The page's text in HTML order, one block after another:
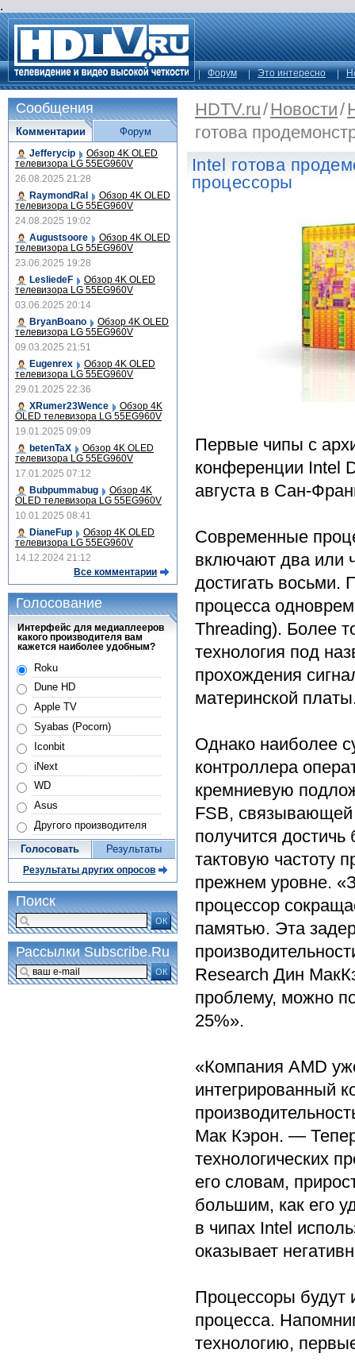
.
Форум Это интересно
HDTV.ru/Новости/
готова
Intel готова
процессоры
Первые чипы с
конференции Intel
августа в Сан-
Современные
включают два или
достигать
процесса
Threading). Более
технология под
прохождения
материнской
Однако наиболее
контроллера
кремниевую
FSB, связывающей
получится
тактовую частоту
прежнем уровне.
процессор
памятью. Эта
Research Дин
проблему, можно
25%».
«Компания AMD
интегрированный
Мак Кэрон. —
технологических
его словам,
большим, как его
в чипах Intel
оказывает
Процессоры будут
процесса.
технологию,
Сообщения
Комментарии
Jefferycip Обзор 4K OLED
телевизора LG 55EG960V
26.08.2025 21:28
RaymondRal
Обзор 4K OLED
телевизора LG 55EG960V
24.08.2025 19:02
Augustsoore
Обзор 4K OLED
телевизора LG 55EG960V
23.06.2025 19:28
LesliedeF
Обзор 4K OLED
телевизора LG 55EG960V
03.06.2025 20:14
BryanBoano
Обзор 4K OLED
телевизора LG 55EG960V
09.03.2025 21:51
Eugenrex
Обзор 4K OLED
телевизора LG 55EG960V
29.01.2025 22:36
XRumer23Wence
Обзор 4K
OLED телевизора LG 55EG960V
19.01.2025 09:09
betenTaX
Обзор 4K OLED
телевизора LG 55EG960V
17.01.2025 07:12
Bubpummabug
Обзор 4K
OLED телевизора LG 55EG960V
10.01.2025 08:41
DianeFup
Обзор 4K OLED
телевизора LG 55EG960V
14.12.2024 21:12
Все комментарии
Форум
Голосование
Интерфейс для медиаплееров
какого производителя вам
кажется наиболее удобным?
Roku
Dune HD
Apple TV
Syabas (Pocorn)
Iconbit
iNext
WD
Asus
Другого производителя
Голосовать Результаты
Результаты других опросов
Поиск
ОК
Рассылки Subscribe.Ru
ОК